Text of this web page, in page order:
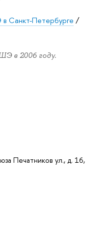
Санкт-Петербурге /
в 2006 году.
Печатников ул., д. 16,